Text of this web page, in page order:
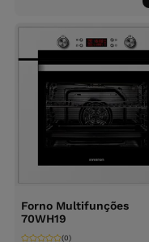
Forno Multifunções
70WH19
(0)